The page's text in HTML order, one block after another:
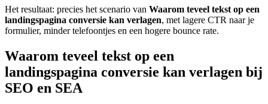
Het resultaat: precies het scenario van Waarom teveel tekst op een
landingspagina conversie kan verlagen, met lagere CTR naar je
formulier, minder telefoontjes en een hogere bounce rate.
Waarom teveel tekst op een
landingspagina conversie kan verlagen bij
SEO en SEA